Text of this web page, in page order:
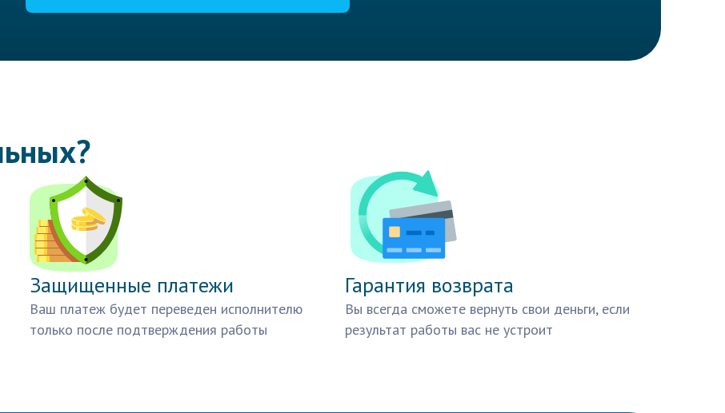
Защищенные платежи
Ваш платеж будет переведен исполнителю
только после подтверждения работы
Гарантия возврата
Вы всегда сможете вернуть свои деньги, если
результат работы вас не устроит